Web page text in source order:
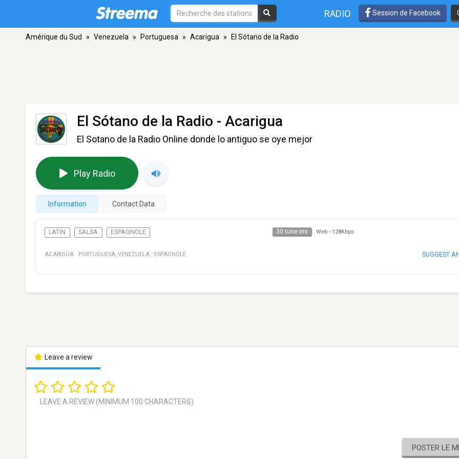
RADIO Session de Facebook
Amérique du Sud » Venezuela » Portuguesa » Acarigua » El Sótano de la Radio
El Sótano de la Radio - Acarigua
El Sotano de la Radio Online donde lo antiguo se oye mejor
Play Radio
Information Contact Data
LATIN SALSA ESPAGNOLE 30 tune ins Web - 128Kbps
ACARIGUA · PORTUGUESA, VENEZUELA · ESPAGNOLE SUGGEST
Leave a review
POSTER LE